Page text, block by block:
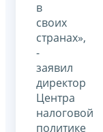
в
своих
странах»,
-
заявил
директор
Центра
налоговой
политике